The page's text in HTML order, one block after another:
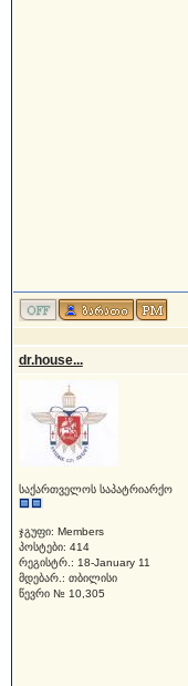
dr.house...
საქართველოს საპატრიარქო
ჯგუფი: Members
პოსტები: 414
რეგისტრ.: 18-January 11
მდებარ.: თბილისი
წევრი № 10,305